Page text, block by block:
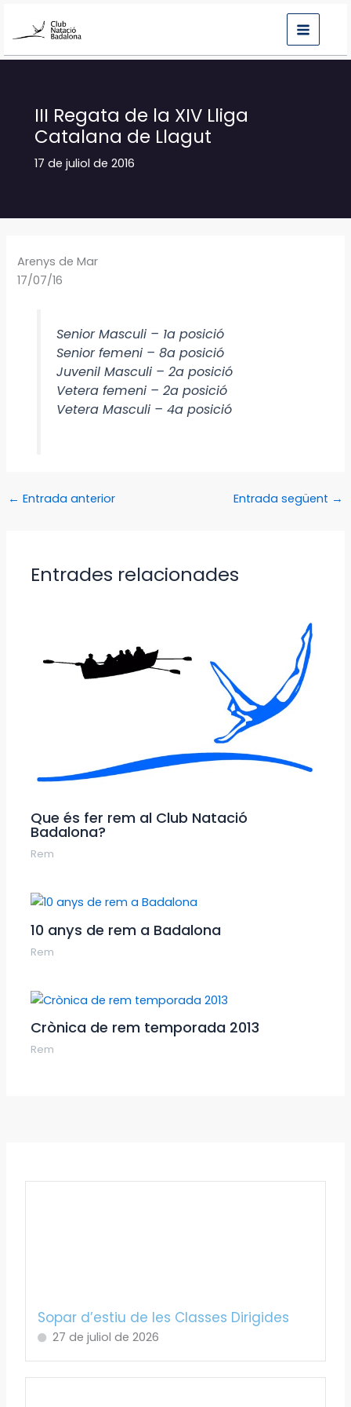
III Regata de la XIV Lliga
Catalana de Llagut
17 de juliol de 2016
Arenys de Mar
17/07/16
Senior Masculi – 1a posició
Senior femeni – 8a posició
Juvenil Masculi – 2a posició
Vetera femeni – 2a posició
Vetera Masculi – 4a posició
← Entrada anterior Entrada següent →
Entrades relacionades
Que és fer rem al Club Natació
Badalona?
Rem
10 anys de rem a Badalona
Rem
Crònica de rem temporada 2013
Rem
Sopar d’estiu de les Classes Dirigides
27 de juliol de 2026